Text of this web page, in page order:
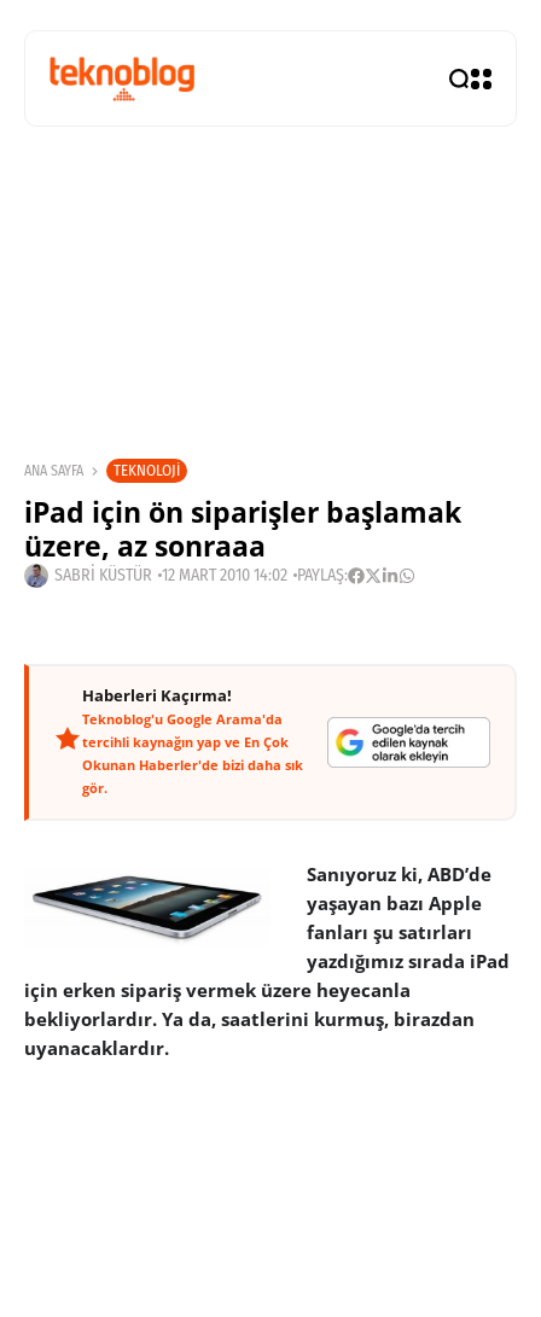
ANA SAYFA TEKNOLOJI
iPad için ön siparişler başlamak
üzere, az sonraaa
SABRI KÜSTÜR 12 MART 2010 14:02 PAYLAŞ:
Haberleri Kaçırma!
Teknoblog'u Google Arama'da
tercihli kaynağın yap ve En Çok
Okunan Haberler'de bizi daha sık
gör.
Sanıyoruz ki, ABD’de
yaşayan bazı Apple
fanları şu satırları
yazdığımız sırada iPad
için erken sipariş vermek üzere heyecanla
bekliyorlardır. Ya da, saatlerini kurmuş, birazdan
uyanacaklardır.